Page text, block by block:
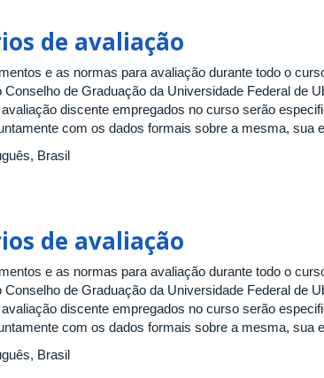
de avaliação
e as normas para avaliação durante todo o
Conselho de Graduação da Universidade Federal de
discente empregados no curso serão
com os dados formais sobre a mesma, sua
Brasil
de avaliação
e as normas para avaliação durante todo o
Conselho de Graduação da Universidade Federal de
discente empregados no curso serão
com os dados formais sobre a mesma, sua
Brasil